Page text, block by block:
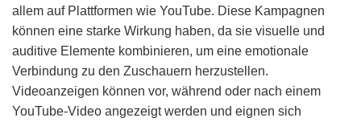
allem auf Plattformen wie YouTube. Diese Kampagnen
können eine starke Wirkung haben, da sie visuelle und
auditive Elemente kombinieren, um eine emotionale
Verbindung zu den Zuschauern herzustellen.
Videoanzeigen können vor, während oder nach einem
YouTube-Video angezeigt werden und eignen sich